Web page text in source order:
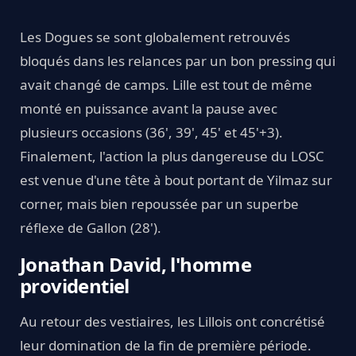
Les Dogues se sont globalement retrouvés
bloqués dans les relances par un bon pressing qui
avait changé de camps. Lille est tout de même
monté en puissance avant la pause avec
plusieurs occasions (36', 39', 45' et 45'+3).
Finalement, l'action la plus dangereuse du LOSC
est venue d'une tête à bout portant de Yilmaz sur
corner, mais bien repoussée par un superbe
réflexe de Gallon (28').
Jonathan David, l'homme
providentiel
Au retour des vestiaires, les Lillois ont concrétisé
leur domination de la fin de première période.